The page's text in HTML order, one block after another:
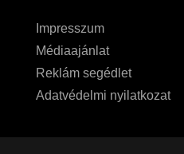
Impresszum
Médiaajánlat
Reklám segédlet
Adatvédelmi nyilatkozat